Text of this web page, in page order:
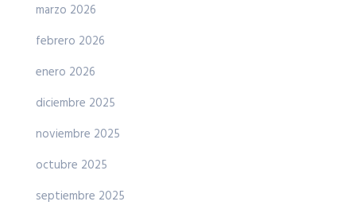
marzo 2026
febrero 2026
enero 2026
diciembre 2025
noviembre 2025
octubre 2025
septiembre 2025